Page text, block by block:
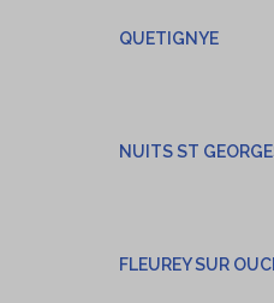
QUETIGNYE
NUITS ST
FLEUREY SUR